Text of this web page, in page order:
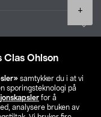
Clas Ohlson
samtykker du i at vi
sporingsteknologi på
for å
analysere bruken av
+